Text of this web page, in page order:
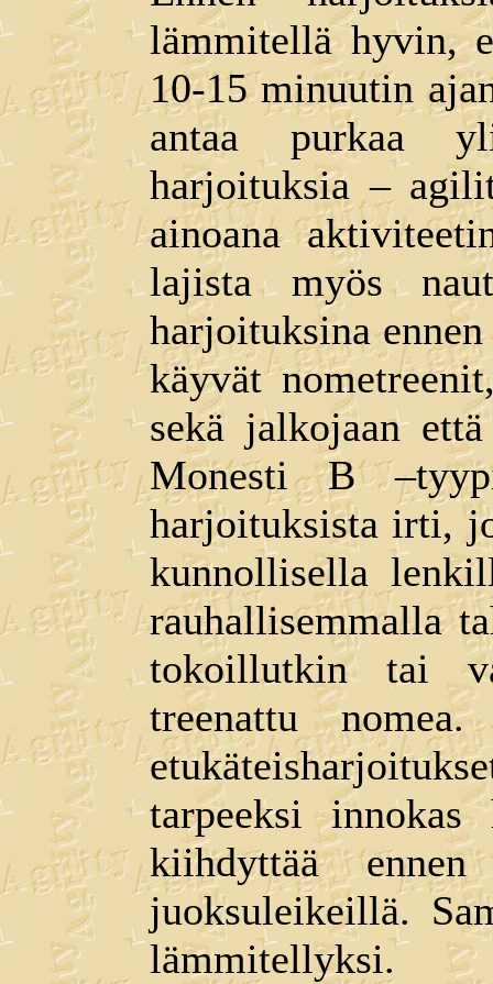
lämmitellä hyvin,
10-15 minuutin
antaa purkaa
harjoituksia –
ainoana
lajista myös
harjoituksina
käyvät
sekä jalkojaan
Monesti B
harjoituksista irti,
kunnollisella
rauhallisemmalla
tokoillutkin tai
treenattu
tarpeeksi
kiihdyttää
juoksuleikeillä.
lämmitellyksi.